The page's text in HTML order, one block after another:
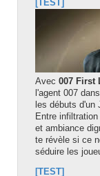
[TEST]
Avec 007 First
l'agent 007
les débuts d'un
Entre
et ambiance
te révèle si ce
séduire les
[TEST]